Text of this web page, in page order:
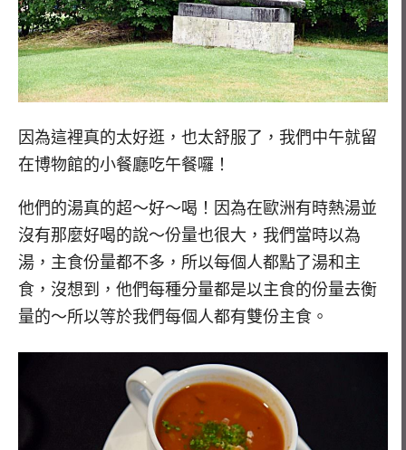
因為這裡真的太好逛，也太舒服了，我們中午就留
在博物館的小餐廳吃午餐囉！
他們的湯真的超～好～喝！因為在歐洲有時熱湯並
沒有那麼好喝的說～份量也很大，我們當時以為
湯，主食份量都不多，所以每個人都點了湯和主
食，沒想到，他們每種分量都是以主食的份量去衡
量的～所以等於我們每個人都有雙份主食。